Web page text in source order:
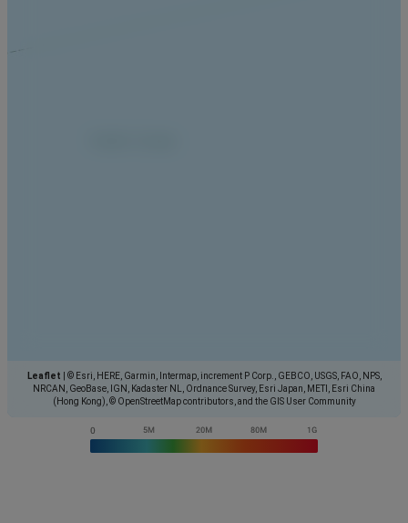
Leaflet
© Esri, HERE, Garmin, Intermap, increment P Corp., GEBCO, USGS, FAO, NPS,
NRCAN, GeoBase, IGN, Kadaster NL, Ordnance Survey, Esri Japan, METI, Esri China
(Hong Kong), © OpenStreetMap contributors, and the GIS User Community